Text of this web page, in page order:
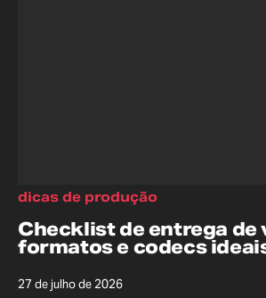
Checklist de entrega de
formatos e codecs
27 de julho de 2026
dicas de produção